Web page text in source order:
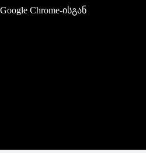
Google Chrome-ისგან